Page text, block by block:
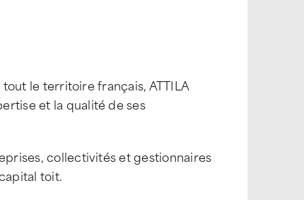
le territoire français, ATTILA
et la qualité de ses
collectivités et gestionnaires
toit.